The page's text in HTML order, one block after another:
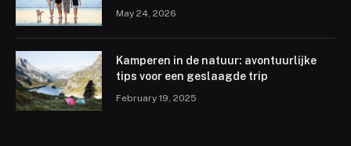
May 24, 2026
Kamperen in de natuur: avontuurlijke
tips voor een geslaagde trip
February 19, 2025